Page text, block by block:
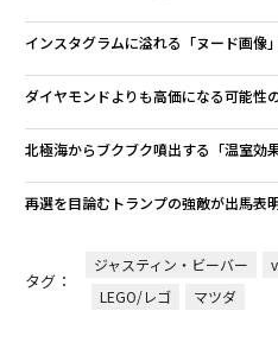
インスタグラムに溢れる「ヌード画像
ダイヤモンドよりも高価になる可能性
北極海からブクブク噴出する「温室効
再選を目論むトランプの強敵が出馬表
タグ：
ジャスティン・ビーバー
LEGO/レゴ
マツダ